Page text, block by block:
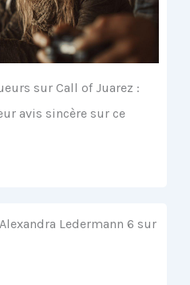
sur Call of Juarez :
avis sincère sur ce
Ledermann 6 sur